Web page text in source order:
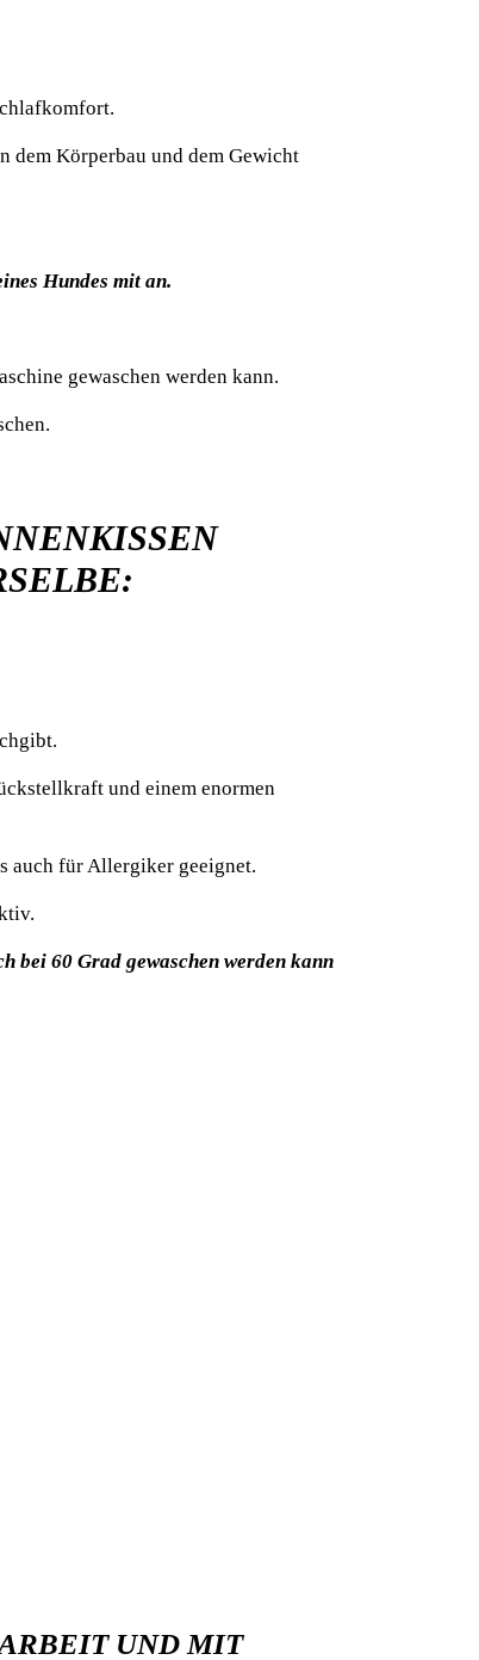
dem Körperbau und dem Gewicht
Hundes mit an.
gewaschen werden kann.
und einem enormen
auch für Allergiker geeignet.
bei 60 Grad gewaschen werden kann
UND MIT